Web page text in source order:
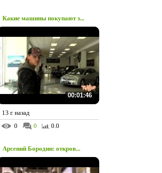
Какие машины покупают з...
00:01:46
13 г. назад
0
0 0.0
Арсений Бородин: откров...